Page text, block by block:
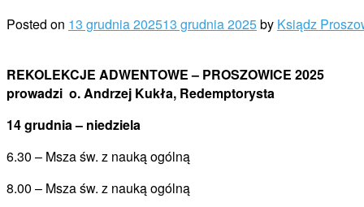
Posted on 13 grudnia 202513 grudnia 2025by Ksiądz
REKOLEKCJE ADWENTOWE – PROSZOWICE 2025
prowadzi o. Andrzej Kukła, Redemptorysta
14 grudnia – niedziela
6.30 – Msza św. z nauką ogólną
8.00 – Msza św. z nauką ogólną